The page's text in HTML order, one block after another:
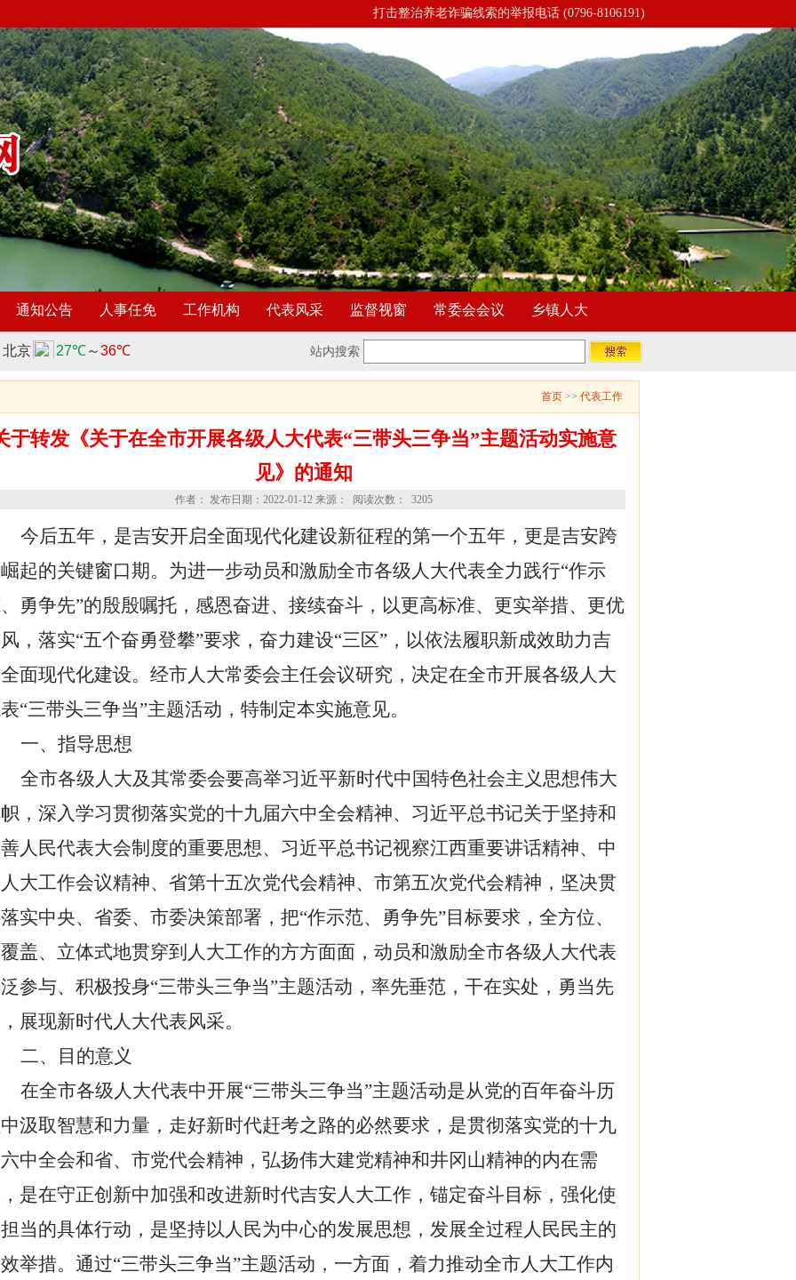
打击整治养老诈骗线索的举报电话 (0796-8106191)
通知公告 人事任免 工作机构 代表风采 监督视窗 常委会会议 乡镇人大
站内搜索
首页 >> 代表工作
于转发《关于在全市开展各级人大代表“三带头三争当”主题活动实施意
见》的通知
作者： 发布日期：2022-01-12 来源： 阅读次数： 3205
今后五年，是吉安开启全面现代化建设新征程的第一个五年，更是吉安跨
起的关键窗口期。为进一步动员和激励全市各级人大代表全力践行“作示
勇争先”的殷殷嘱托，感恩奋进、接续奋斗，以更高标准、更实举措、更优
，落实“五个奋勇登攀”要求，奋力建设“三区”，以依法履职新成效助力吉
面现代化建设。经市人大常委会主任会议研究，决定在全市开展各级人大
“三带头三争当”主题活动，特制定本实施意见。
一、指导思想
全市各级人大及其常委会要高举习近平新时代中国特色社会主义思想伟大
，深入学习贯彻落实党的十九届六中全会精神、习近平总书记关于坚持和
人民代表大会制度的重要思想、习近平总书记视察江西重要讲话精神、中
大工作会议精神、省第十五次党代会精神、市第五次党代会精神，坚决贯
实中央、省委、市委决策部署，把“作示范、勇争先”目标要求，全方位、
盖、立体式地贯穿到人大工作的方方面面，动员和激励全市各级人大代表
参与、积极投身“三带头三争当”主题活动，率先垂范，干在实处，勇当先
展现新时代人大代表风采。
二、目的意义
在全市各级人大代表中开展“三带头三争当”主题活动是从党的百年奋斗历
汲取智慧和力量，走好新时代赶考之路的必然要求，是贯彻落实党的十九
中全会和省、市党代会精神，弘扬伟大建党精神和井冈山精神的内在需
是在守正创新中加强和改进新时代吉安人大工作，锚定奋斗目标，强化使
当的具体行动，是坚持以人民为中心的发展思想，发展全过程人民民主的
举措。通过“三带头三争当”主题活动，一方面，着力推动全市人大工作内